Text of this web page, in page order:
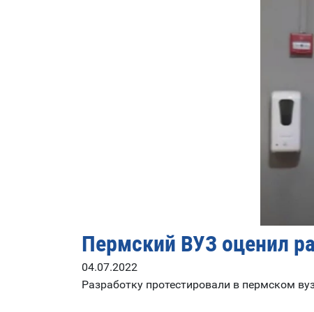
Пермский ВУЗ оценил
04.07.2022
Разработку протестировали в пермском